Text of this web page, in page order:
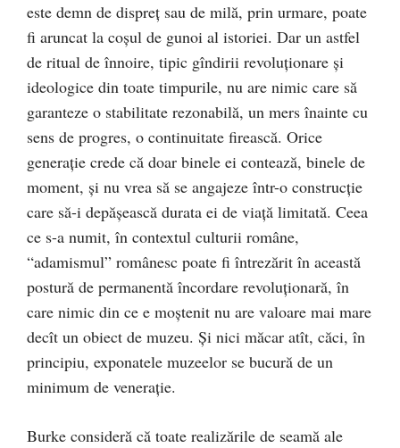
este demn de dispreţ sau de milă, prin urmare, poate
fi aruncat la coşul de gunoi al istoriei. Dar un astfel
de ritual de înnoire, tipic gîndirii revoluţionare şi
ideologice din toate timpurile, nu are nimic care să
garanteze o stabilitate rezonabilă, un mers înainte cu
sens de progres, o continuitate firească. Orice
generaţie crede că doar binele ei contează, binele de
moment, şi nu vrea să se angajeze într-o construcţie
care să-i depăşească durata ei de viaţă limitată. Ceea
ce s-a numit, în contextul culturii române,
“adamismul” românesc poate fi întrezărit în această
postură de permanentă încordare revoluţionară, în
care nimic din ce e moştenit nu are valoare mai mare
decît un obiect de muzeu. Şi nici măcar atît, căci, în
principiu, exponatele muzeelor se bucură de un
minimum de veneraţie.
Burke consideră că toate realizările de seamă ale